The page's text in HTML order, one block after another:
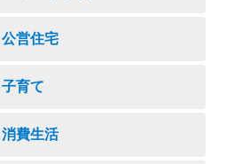
公営住宅
子育て
消費生活